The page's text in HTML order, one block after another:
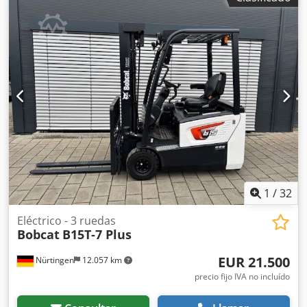
1 /32
Nürtingen 12.057 km
Eléctrico - 3 ruedas
Bobcat B15T-7 Plus
EUR 21.500
precio fijo IVA no incluído